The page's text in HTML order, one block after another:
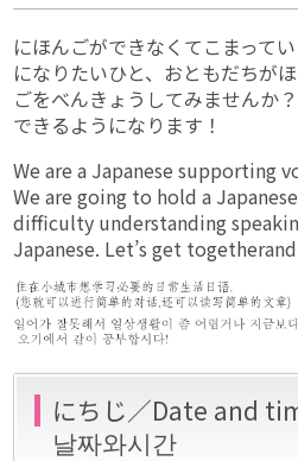
にほんごができなくてこまって
になりたいひと、おともだちが
ごをべんきょうしてみませんか
できるようになります！
We are a Japanese supporting
We are going to hold a
difficulty understanding
Japanese. Let’s get
にちじ／Date and
날짜와시간